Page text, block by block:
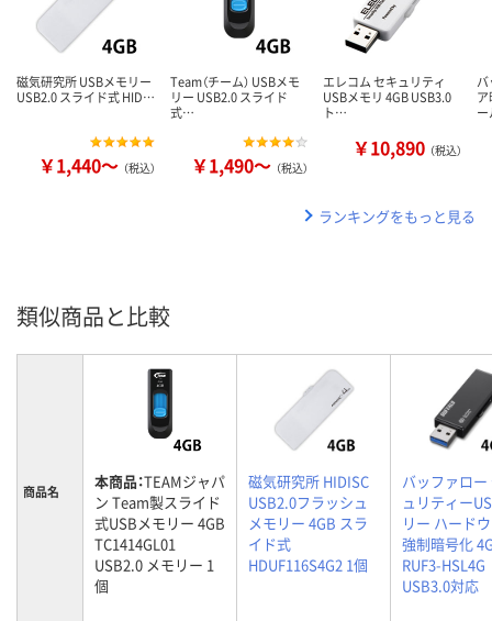
磁気研究所 USBメモリー
USB2.0 スライド式 HID…
￥1,440～ （税込）
Team（チーム） USBメモ
リー USB2.0 スライド
式…
￥1,490～ （税込）
エレコム セキュリティ
USBメモリ 4GB USB3.0
ト…
￥10,890 （税込）
ランキングをもっと見る
類似商品と比較
商品名 本商品：TEAMジャパ
ン Team製スライド
式USBメモリー 4GB
TC1414GL01
USB2.0 メモリー 1
個
磁気研究所 HIDISC
USB2.0フラッシュ
メモリー 4GB スラ
イド式
HDUF116S4G2 1個
バッファロー
ュリティー
リー ハード
強制暗号化
RUF3-HSL4G
USB3.0対応